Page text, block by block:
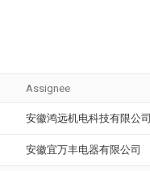
Assignee
安徽鸿远机电科技有限公司
安徽宜万丰电器有限公司